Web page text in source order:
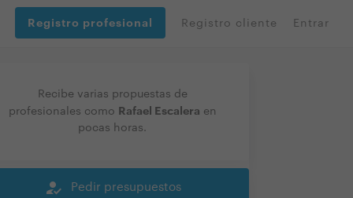
Registro profesional Registro cliente Entrar
Recibe varias propuestas de
profesionales como Rafael Escalera en
pocas horas.
how_to_reg Pedir presupuestos